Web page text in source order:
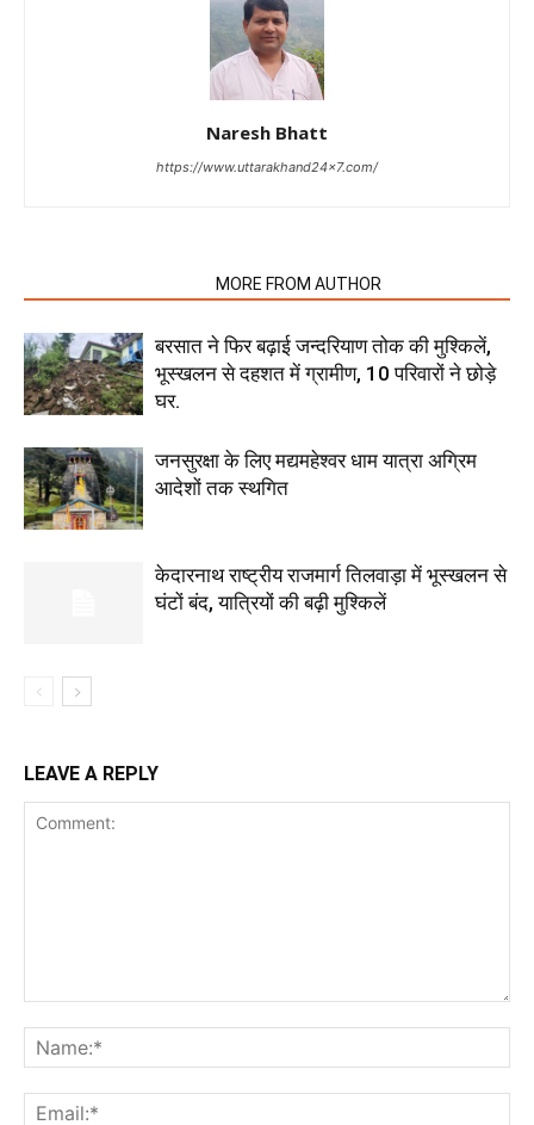
Naresh Bhatt
https://www.uttarakhand24x7.com/
MORE FROM AUTHOR
बरसात ने फिर बढ़ाई जन्दरियाण तोक की मुश्किलें,
भूस्खलन से दहशत में ग्रामीण, 10 परिवारों ने छोड़े
घर.
जनसुरक्षा के लिए मद्यमहेश्वर धाम यात्रा अग्रिम
आदेशों तक स्थगित
केदारनाथ राष्ट्रीय राजमार्ग तिलवाड़ा में भूस्खलन से
घंटों बंद, यात्रियों की बढ़ी मुश्किलें
LEAVE A REPLY